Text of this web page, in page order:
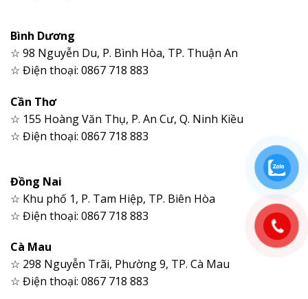
Bình Dương
☆ 98 Nguyễn Du, P. Bình Hòa, TP. Thuận An
☆ Điện thoại: 0867 718 883
Cần Thơ
☆ 155 Hoàng Văn Thụ, P. An Cư, Q. Ninh Kiều
☆ Điện thoại: 0867 718 883
Đồng Nai
☆ Khu phố 1, P. Tam Hiệp, TP. Biên Hòa
☆ Điện thoại: 0867 718 883
Cà Mau
☆ 298 Nguyễn Trãi, Phường 9, TP. Cà Mau
☆ Điện thoại: 0867 718 883